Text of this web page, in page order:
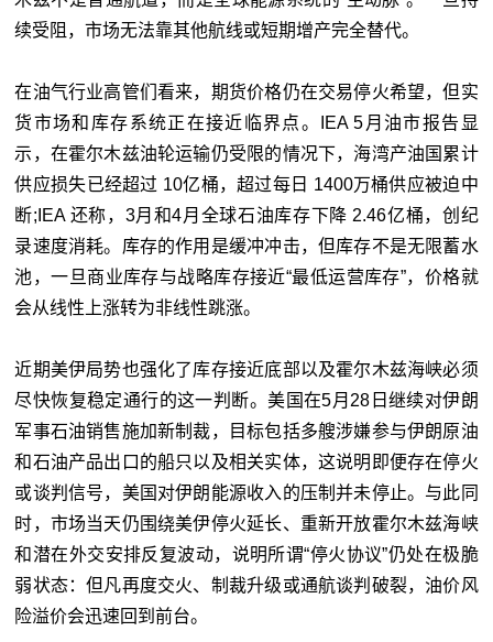
续受阻，市场无法靠其他航线或短期增产完全替代。
在油气行业高管们看来，期货价格仍在交易停火希望，但实
货市场和库存系统正在接近临界点。IEA 5月油市报告显
示，在霍尔木兹油轮运输仍受限的情况下，海湾产油国累计
供应损失已经超过 10亿桶，超过每日 1400万桶供应被迫中
断;IEA 还称，3月和4月全球石油库存下降 2.46亿桶，创纪
录速度消耗。库存的作用是缓冲冲击，但库存不是无限蓄水
池，一旦商业库存与战略库存接近“最低运营库存”，价格就
会从线性上涨转为非线性跳涨。
近期美伊局势也强化了库存接近底部以及霍尔木兹海峡必须
尽快恢复稳定通行的这一判断。美国在5月28日继续对伊朗
军事石油销售施加新制裁，目标包括多艘涉嫌参与伊朗原油
和石油产品出口的船只以及相关实体，这说明即便存在停火
或谈判信号，美国对伊朗能源收入的压制并未停止。与此同
时，市场当天仍围绕美伊停火延长、重新开放霍尔木兹海峡
和潜在外交安排反复波动，说明所谓“停火协议”仍处在极脆
弱状态：但凡再度交火、制裁升级或通航谈判破裂，油价风
险溢价会迅速回到前台。